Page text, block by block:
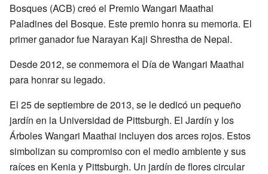
Bosques (ACB) creó el Premio Wangari Maathai
Paladines del Bosque. Este premio honra su memoria. El
primer ganador fue Narayan Kaji Shrestha de Nepal.
Desde 2012, se conmemora el Día de Wangari Maathai
para honrar su legado.
El 25 de septiembre de 2013, se le dedicó un pequeño
jardín en la Universidad de Pittsburgh. El Jardín y los
Árboles Wangari Maathai incluyen dos arces rojos. Estos
simbolizan su compromiso con el medio ambiente y sus
raíces en Kenia y Pittsburgh. Un jardín de flores circular